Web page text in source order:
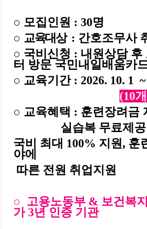
○ 모집인원 : 30명
○ 교육대상 : 간호조무사
○ 국비신청 : 내원상담 후
터 방문 국민내일배움카
○ 교육기간 : 2026. 10. 1
(10
○ 교육혜택 : 훈련장려금
실습복 무료제공
국비 최대 100% 지원 , 훈
야에
따른 전원 취업지원
○ 고용노동부 & 보건복
가 3년 인증 기관